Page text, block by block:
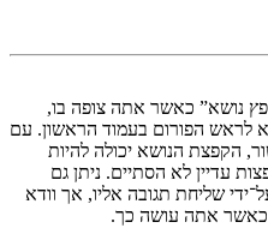
נושא” כאשר אתה צופה בו,
לראש הפורום בעמוד הראשון. עם
הקפצת הנושא יכולה להיות
עדיין לא הסתיים. ניתן גם
שליחת תגובה אליו, אך וודא
כאשר אתה עושה כך.